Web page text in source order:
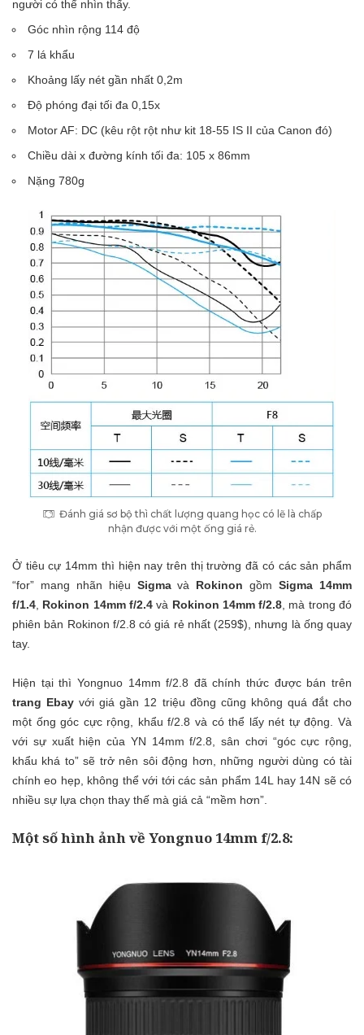
người có thể nhìn thấy.
Góc nhìn rộng 114 độ
7 lá khẩu
Khoảng lấy nét gần nhất 0,2m
Độ phóng đại tối đa 0,15x
Motor AF: DC (kêu rột rột như kit 18-55 IS II của Canon đó)
Chiều dài x đường kính tối đa: 105 x 86mm
Nặng 780g
Đánh giá sơ bộ thì chất lượng quang học có lẽ là chấp
nhận được với một ống giá rẻ.
Ở tiêu cự 14mm thì hiện nay trên thị trường đã có các sản phẩm
“for” mang nhãn hiệu Sigmavà Rokinon gồmSigma 14mm
f/1.4 Rokinon 14mm f/2.4và Rokinon 14mm f/2.8 , mà trong đó
phiên bản Rokinon f/2.8 có giá rẻ nhất (259$), nhưng là ống quay
tay.
Hiện tại thì Yongnuo 14mm f/2.8 đã chính thức được bán trên
trang Ebay với giá gần 12 triệu đồng cũng không quá đắt cho
một ống góc cực rộng, khẩu f/2.8 và có thể lấy nét tự động. Và
với sự xuất hiện của YN 14mm f/2.8, sân chơi “góc cực rộng,
khẩu khá to” sẽ trở nên sôi động hơn, những người dùng có tài
chính eo hẹp, không thể với tới các sản phẩm 14L hay 14N sẽ có
nhiều sự lựa chọn thay thế mà giá cả “mềm hơn”.
Một số hình ảnh về Yongnuo 14mm f/2.8: